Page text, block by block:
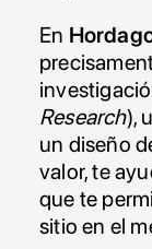
En
Research),
un diseño
valor, te
que te
sitio en el